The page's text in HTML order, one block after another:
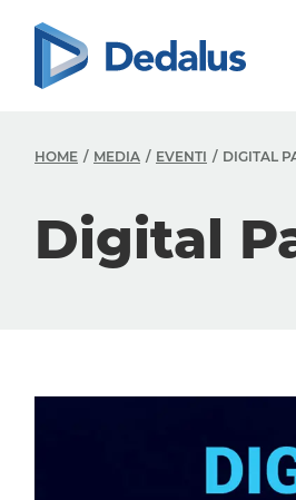
HOME MEDIA EVENTI DIGITAL
Digital